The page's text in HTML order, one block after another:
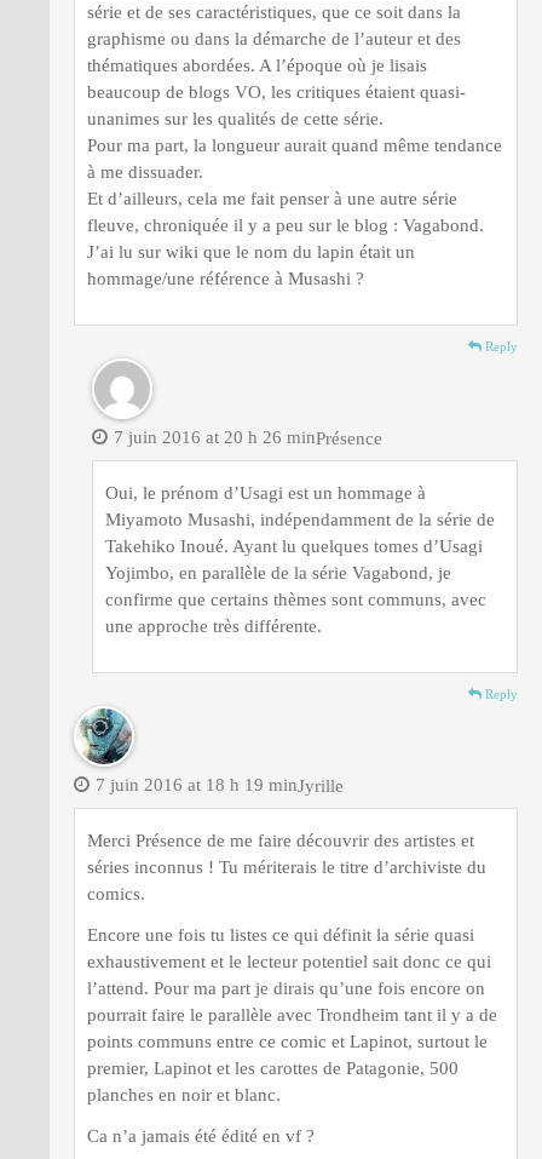
série et de ses caractéristiques, que ce soit dans la
graphisme ou dans la démarche de l’auteur et des
thématiques abordées. A l’époque où je lisais
beaucoup de blogs VO, les critiques étaient quasi-
unanimes sur les qualités de cette série.
Pour ma part, la longueur aurait quand même tendance
à me dissuader.
Et d’ailleurs, cela me fait penser à une autre série
fleuve, chroniquée il y a peu sur le blog : Vagabond.
J’ai lu sur wiki que le nom du lapin était un
hommage/une référence à Musashi ?
Reply
Présence
7 juin 2016 at 20 h 26 min
Oui, le prénom d’Usagi est un hommage à
Miyamoto Musashi, indépendamment de la série de
Takehiko Inoué. Ayant lu quelques tomes d’Usagi
Yojimbo, en parallèle de la série Vagabond, je
confirme que certains thèmes sont communs, avec
une approche très différente.
Reply
Jyrille
7 juin 2016 at 18 h 19 min
Merci Présence de me faire découvrir des artistes et
séries inconnus ! Tu mériterais le titre d’archiviste du
comics.
Encore une fois tu listes ce qui définit la série quasi
exhaustivement et le lecteur potentiel sait donc ce qui
l’attend. Pour ma part je dirais qu’une fois encore on
pourrait faire le parallèle avec Trondheim tant il y a de
points communs entre ce comic et Lapinot, surtout le
premier, Lapinot et les carottes de Patagonie, 500
planches en noir et blanc.
Ca n’a jamais été édité en vf ?